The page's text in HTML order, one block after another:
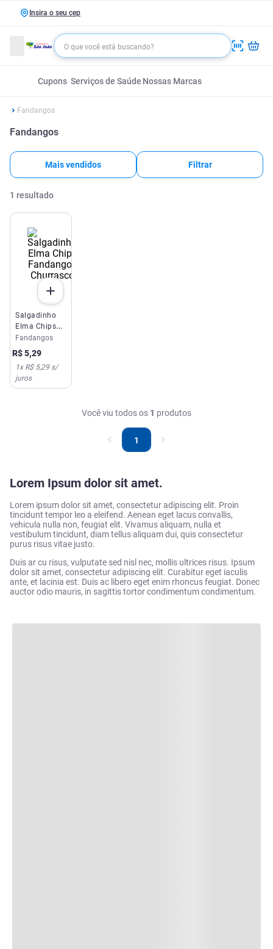
Insira o seu cep
Cupons Serviços de Saúde Nossas Marcas
Fandangos
Fandangos
Mais vendidos Filtrar
1 resultado
Salgadinho
Elma Chips
Fandangos
Churrasco
35g
Fandangos
R$5,29
1x R$ 5,29s/
juros
Você viu todos os 1 produtos
1
Lorem Ipsum dolor sit amet.
Lorem ipsum dolor sit amet, consectetur adipiscing elit. Proin
tincidunt tempor leo a eleifend. Aenean eget lacus convallis,
vehicula nulla non, feugiat elit. Vivamus aliquam, nulla et
vestibulum tincidunt, diam tellus aliquam dui, quis consectetur
purus risus vitae justo.
Duis ar cu risus, vulputate sed nisl nec, mollis ultrices risus. Ipsum
dolor sit amet, consectetur adipiscing elit. Curabitur eget iaculis
ante, et lacinia est. Duis ac libero eget enim rhoncus feugiat. Donec
auctor odio mauris, in sagittis tortor condimentum condimentum.